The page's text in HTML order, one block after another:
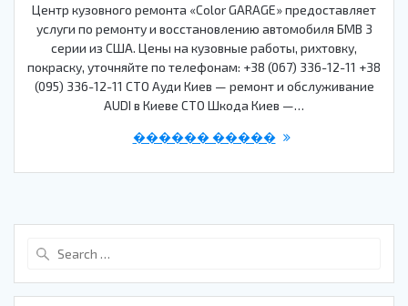
Центр кузовного ремонта «Color GARAGE» предоставляет
услуги по ремонту и восстановлению автомобиля БМВ 3
серии из США. Цены на кузовные работы, рихтовку,
покраску, уточняйте по телефонам: +38 (067) 336-12-11 +38
(095) 336-12-11 СТО Ауди Киев — ремонт и обслуживание
AUDI в Киеве СТО Шкода Киев —…
������ �����